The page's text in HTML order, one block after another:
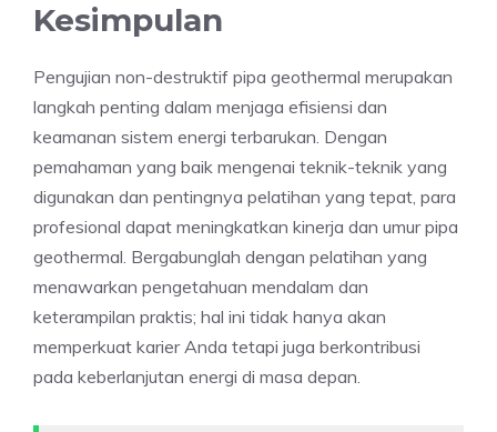
Kesimpulan
Pengujian non-destruktif pipa geothermal merupakan
langkah penting dalam menjaga efisiensi dan
keamanan sistem energi terbarukan. Dengan
pemahaman yang baik mengenai teknik-teknik yang
digunakan dan pentingnya pelatihan yang tepat, para
profesional dapat meningkatkan kinerja dan umur pipa
geothermal. Bergabunglah dengan pelatihan yang
menawarkan pengetahuan mendalam dan
keterampilan praktis; hal ini tidak hanya akan
memperkuat karier Anda tetapi juga berkontribusi
pada keberlanjutan energi di masa depan.